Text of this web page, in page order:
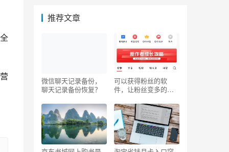
推荐文章
微信聊天记录备份，
聊天记录备份恢复？
可以获得粉丝的软
件，让粉丝变多的软